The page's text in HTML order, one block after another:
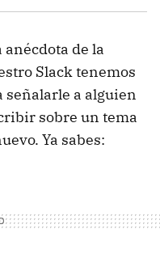
anécdota de la
Slack tenemos
señalarle a alguien
sobre un tema
Ya sabes: